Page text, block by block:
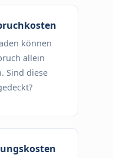
können
allein
Sind diese